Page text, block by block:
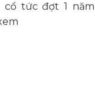
tức đợt 1 năm